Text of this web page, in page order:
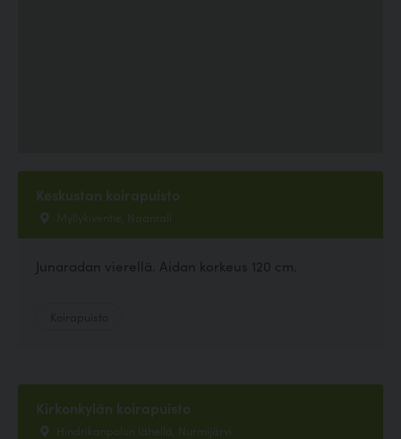
Keskustan koirapuisto
Myllykiventie, Naantali
Junaradan vierellä. Aidan korkeus 120 cm.
Kirkonkylän koirapuisto
Hindrikanpolun lähellä, Nurmijärvi